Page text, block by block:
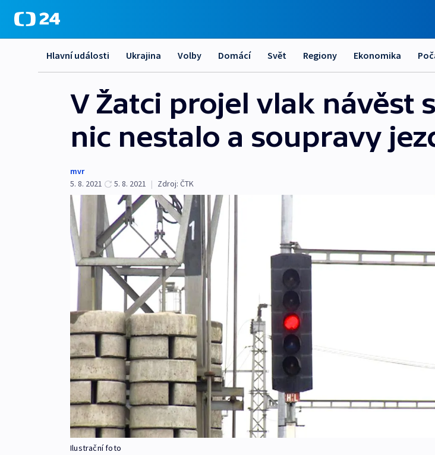
Hlavní události Ukrajina Volby Domácí Svět Regiony Ekonomika
V Žatci projel vlak návěst
nic nestalo a soupravy
mvr
5. 8. 2021
5. 8. 2021 | Zdroj: ČTK
Ilustrační foto